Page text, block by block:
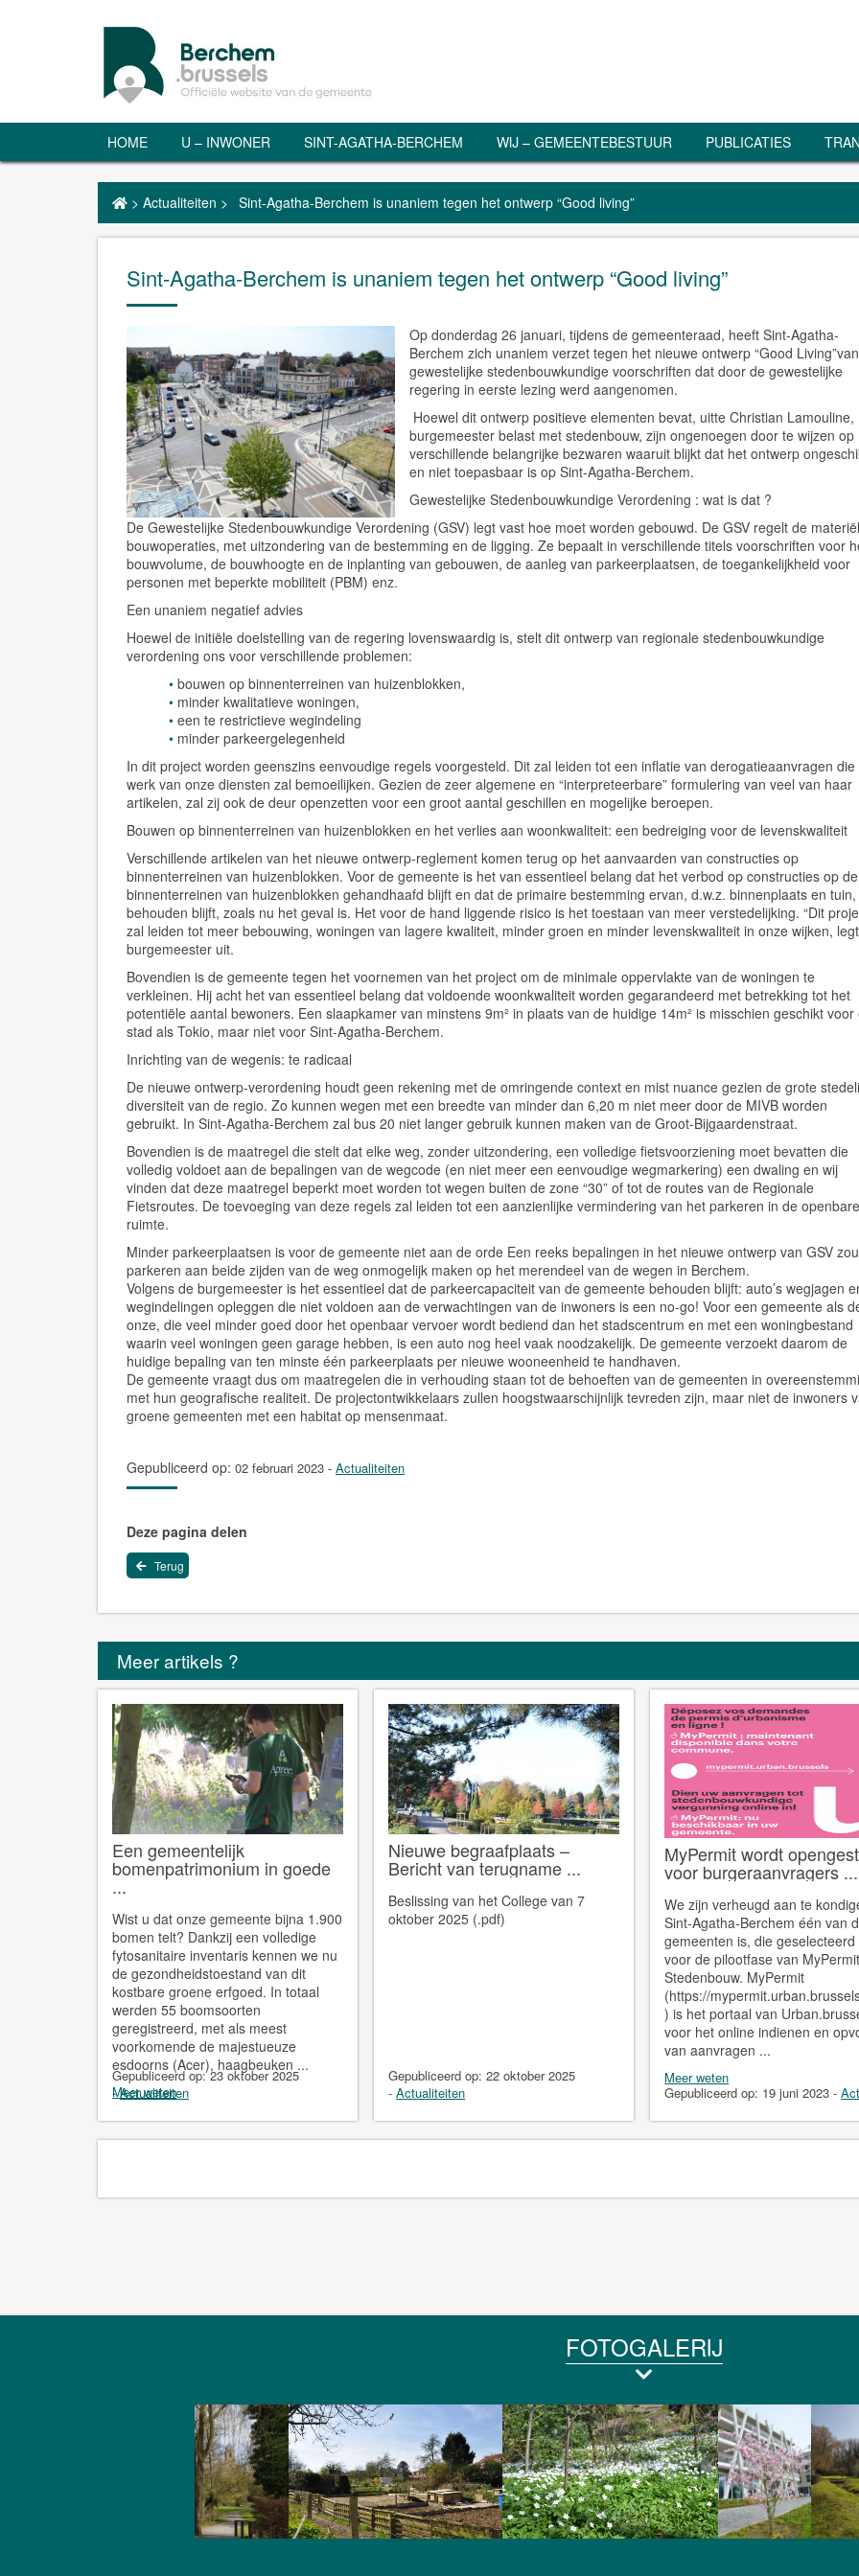
HOME U – INWONER SINT-AGATHA-BERCHEM WIJ – GEMEENTEBESTUUR PUBLICATIES
> Actualiteiten > Sint-Agatha-Berchem is unaniem tegen het ontwerp “Good living”
Sint-Agatha-Berchem is unaniem tegen het ontwerp “Good living”
Op donderdag 26 januari, tijdens de gemeenteraad, heeft Sint-Agatha-
Berchem zich unaniem verzet tegen het nieuwe ontwerp “Good Living”van
gewestelijke stedenbouwkundige voorschriften dat door de gewestelijke
regering in eerste lezing werd aangenomen.
Hoewel dit ontwerp positieve elementen bevat, uitte Christian Lamouline,
burgemeester belast met stedenbouw, zijn ongenoegen door te wijzen op
verschillende belangrijke bezwaren waaruit blijkt dat het ontwerp
en niet toepasbaar is op Sint-Agatha-Berchem.
Gewestelijke Stedenbouwkundige Verordening : wat is dat ?
De Gewestelijke Stedenbouwkundige Verordening (GSV) legt vast hoe moet worden gebouwd. De GSV regelt de
bouwoperaties, met uitzondering van de bestemming en de ligging. Ze bepaalt in verschillende titels voorschriften voor
bouwvolume, de bouwhoogte en de inplanting van gebouwen, de aanleg van parkeerplaatsen, de toegankelijkheid voor
personen met beperkte mobiliteit (PBM) enz.
Een unaniem negatief advies
Hoewel de initiële doelstelling van de regering lovenswaardig is, stelt dit ontwerp van regionale stedenbouwkundige
verordening ons voor verschillende problemen:
bouwen op binnenterreinen van huizenblokken,
minder kwalitatieve woningen,
een te restrictieve wegindeling
minder parkeergelegenheid
In dit project worden geenszins eenvoudige regels voorgesteld. Dit zal leiden tot een inflatie van derogatieaanvragen die
werk van onze diensten zal bemoeilijken. Gezien de zeer algemene en “interpreteerbare” formulering van veel van haar
artikelen, zal zij ook de deur openzetten voor een groot aantal geschillen en mogelijke beroepen.
Bouwen op binnenterreinen van huizenblokken en het verlies aan woonkwaliteit: een bedreiging voor de levenskwaliteit
Verschillende artikelen van het nieuwe ontwerp-reglement komen terug op het aanvaarden van constructies op
binnenterreinen van huizenblokken. Voor de gemeente is het van essentieel belang dat het verbod op constructies op de
binnenterreinen van huizenblokken gehandhaafd blijft en dat de primaire bestemming ervan, d.w.z. binnenplaats en tuin,
behouden blijft, zoals nu het geval is. Het voor de hand liggende risico is het toestaan van meer verstedelijking. “Dit
zal leiden tot meer bebouwing, woningen van lagere kwaliteit, minder groen en minder levenskwaliteit in onze wijken,
burgemeester uit.
Bovendien is de gemeente tegen het voornemen van het project om de minimale oppervlakte van de woningen te
verkleinen. Hij acht het van essentieel belang dat voldoende woonkwaliteit worden gegarandeerd met betrekking tot het
potentiële aantal bewoners. Een slaapkamer van minstens 9m² in plaats van de huidige 14m² is misschien geschikt voor
stad als Tokio, maar niet voor Sint-Agatha-Berchem.
Inrichting van de wegenis: te radicaal
De nieuwe ontwerp-verordening houdt geen rekening met de omringende context en mist nuance gezien de grote
diversiteit van de regio. Zo kunnen wegen met een breedte van minder dan 6,20 m niet meer door de MIVB worden
gebruikt. In Sint-Agatha-Berchem zal bus 20 niet langer gebruik kunnen maken van de Groot-Bijgaardenstraat.
Bovendien is de maatregel die stelt dat elke weg, zonder uitzondering, een volledige fietsvoorziening moet bevatten die
volledig voldoet aan de bepalingen van de wegcode (en niet meer een eenvoudige wegmarkering) een dwaling en wij
vinden dat deze maatregel beperkt moet worden tot wegen buiten de zone “30” of tot de routes van de Regionale
Fietsroutes. De toevoeging van deze regels zal leiden tot een aanzienlijke vermindering van het parkeren in de openbare
ruimte.
Minder parkeerplaatsen is voor de gemeente niet aan de orde Een reeks bepalingen in het nieuwe ontwerp van GSV zou
parkeren aan beide zijden van de weg onmogelijk maken op het merendeel van de wegen in Berchem.
Volgens de burgemeester is het essentieel dat de parkeercapaciteit van de gemeente behouden blijft: auto’s wegjagen
wegindelingen opleggen die niet voldoen aan de verwachtingen van de inwoners is een no-go! Voor een gemeente als
onze, die veel minder goed door het openbaar vervoer wordt bediend dan het stadscentrum en met een woningbestand
waarin veel woningen geen garage hebben, is een auto nog heel vaak noodzakelijk. De gemeente verzoekt daarom de
huidige bepaling van ten minste één parkeerplaats per nieuwe wooneenheid te handhaven.
De gemeente vraagt dus om maatregelen die in verhouding staan tot de behoeften van de gemeenten in
met hun geografische realiteit. De projectontwikkelaars zullen hoogstwaarschijnlijk tevreden zijn, maar niet de inwoners
groene gemeenten met een habitat op mensenmaat.
Gepubliceerd op: 02 februari 2023 - Actualiteiten
Deze pagina delen
Terug
Meer artikels ?
Een gemeentelijk
bomenpatrimonium in goede
...
Wist u dat onze gemeente bijna 1.900
bomen telt? Dankzij een volledige
fytosanitaire inventaris kennen we nu
de gezondheidstoestand van dit
kostbare groene erfgoed. In totaal
werden 55 boomsoorten
geregistreerd, met als meest
voorkomende de majestueuze
esdoorns (Acer), haagbeuken ...
Meer weten
Gepubliceerd op:23 oktober 2025
-Actualiteiten
Nieuwe begraafplaats –
Bericht van terugname ...
Beslissing van het College van 7
oktober 2025 (.pdf)
Gepubliceerd op:22 oktober 2025
-Actualiteiten
MyPermit wordt
voor burgeraanvragers ...
We zijn verheugd aan te
Sint-Agatha-Berchem één van
gemeenten is, die geselecteerd
voor de pilootfase van MyPermit
Stedenbouw. MyPermit
(https://
) is het portaal van
voor het online indienen en
van aanvragen ...
Meer weten
Gepubliceerd op: 19 juni 2023 -
FOTOGALERIJ